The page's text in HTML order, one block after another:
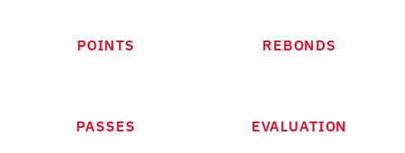
POINTS REBONDS
PASSES EVALUATION